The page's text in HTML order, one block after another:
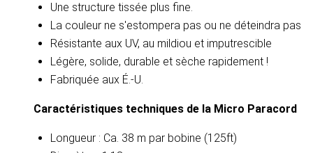
Une structure tissée plus fine.
La couleur ne s'estompera pas ou ne déteindra pas
Résistante aux UV, au mildiou et imputrescible
Légère, solide, durable et sèche rapidement !
Fabriquée aux É.-U.
Caractéristiques techniques de la Micro Paracord
Longueur : Ca. 38 m par bobine (125ft)